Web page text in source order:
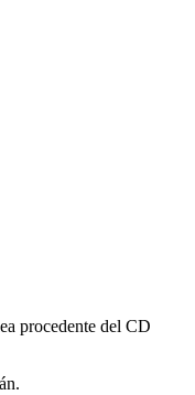
procedente del CD